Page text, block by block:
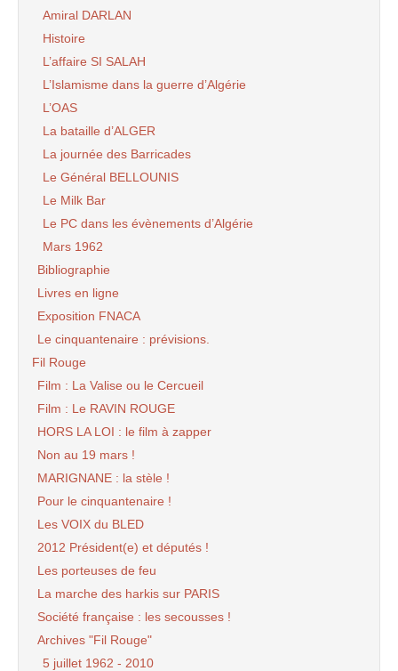
Amiral DARLAN
Histoire
L’affaire SI SALAH
L’Islamisme dans la guerre d’Algérie
L’OAS
La bataille d’ALGER
La journée des Barricades
Le Général BELLOUNIS
Le Milk Bar
Le PC dans les évènements d’Algérie
Mars 1962
Bibliographie
Livres en ligne
Exposition FNACA
Le cinquantenaire : prévisions.
Fil Rouge
Film : La Valise ou le Cercueil
Film : Le RAVIN ROUGE
HORS LA LOI : le film à zapper
Non au 19 mars !
MARIGNANE : la stèle !
Pour le cinquantenaire !
Les VOIX du BLED
2012 Président(e) et députés !
Les porteuses de feu
La marche des harkis sur PARIS
Société française : les secousses !
Archives "Fil Rouge"
5 juillet 1962 - 2010